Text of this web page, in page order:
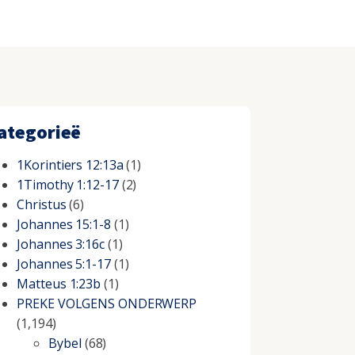
1Korintiers 12:13a(1)
1Timothy 1:12-17(2)
Christus(6)
Johannes 15:1-8 (1)
Johannes 3:16c(1)
Johannes 5:1-17(1)
Matteus 1:23b (1)
PREKE VOLGENS ONDERWERP
(1,194)
Bybel (68)